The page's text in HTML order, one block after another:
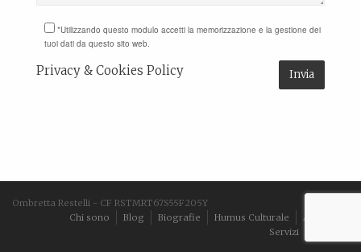
*Utilizzando questo modulo accetti la memorizzazione e la gestione dei
tuoi dati da questo sito web.
Privacy & Cookies Policy
Ombretta Restelli - CF RSTMRT67S55F205Y
Chi sono
Blog Biografie Humus Culturale
Aforismi
Servizi